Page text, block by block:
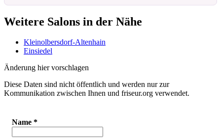
Weitere Salons in der Nähe
Kleinolbersdorf-Altenhain
Einsiedel
Änderung hier vorschlagen
Diese Daten sind nicht öffentlich und werden nur zur
Kommunikation zwischen Ihnen und friseur.org verwendet.
Name *